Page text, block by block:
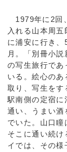
1979年に2回
入れる山本周
に浦安に行き
月。「別冊小説
の写生旅行であ
いる。絵心の
取り、写生をす
駅南側の定宿に
通い、うまい酒
でいた。山口瞳
そこに通い続
イでは、その様